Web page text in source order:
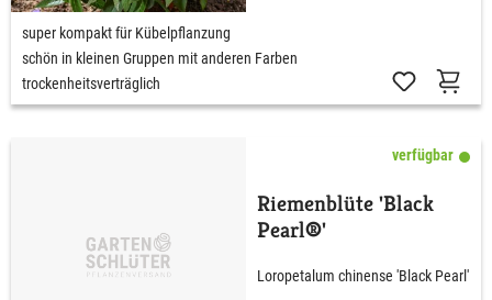
super kompakt für Kübelpflanzung
schön in kleinen Gruppen mit anderen Farben
trockenheitsverträglich
verfügbar
Riemenblüte 'Black
Pearl®'
Loropetalum chinense 'Black Pearl'